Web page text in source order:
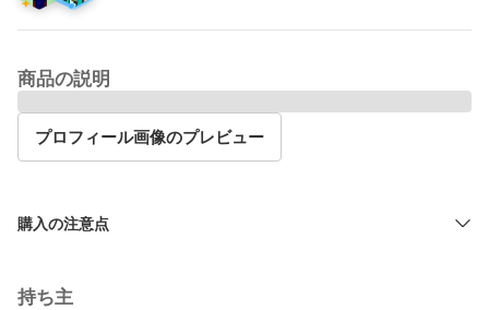
商品の説明
プロフィール画像のプレビュー
購入の注意点
持ち主